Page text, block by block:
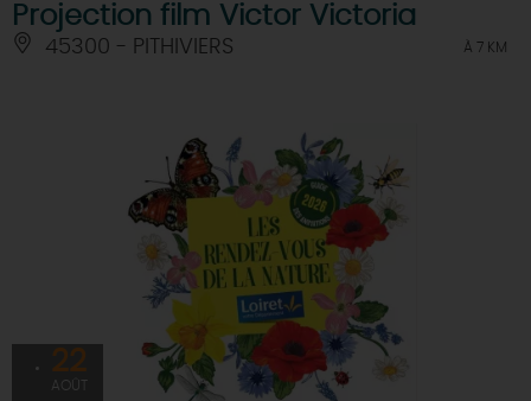
Projection film Victor Victoria
45300 - PITHIVIERS À 7 KM
22
AOÛT